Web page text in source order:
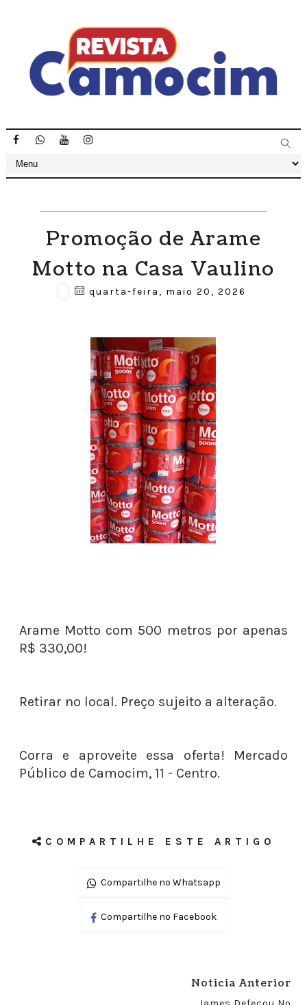
Promoção de Arame
Motto na Casa Vaulino
quarta-feira, maio 20, 2026
Arame Motto com 500 metros por apenas
R$ 330,00!
Retirar no local. Preço sujeito a alteração.
Corra e aproveite essa oferta! Mercado
Público de Camocim, 11 - Centro.
COMPARTILHE ESTE ARTIGO
Compartilhe no Whatsapp
Compartilhe no Facebook
Noticia Anterior